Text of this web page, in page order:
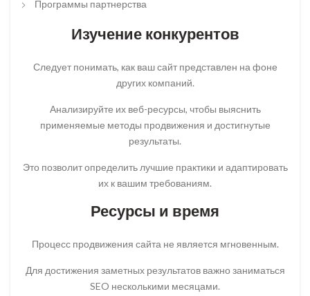
Программы партнерства
Изучение конкурентов
Следует понимать, как ваш сайт представлен на фоне
других компаний.
Анализируйте их веб-ресурсы, чтобы выяснить
применяемые методы продвижения и достигнутые
результаты.
Это позволит определить лучшие практики и адаптировать
их к вашим требованиям.
Ресурсы и время
Процесс продвижения сайта не является мгновенным.
Для достижения заметных результатов важно заниматься
SEO несколькими месяцами.